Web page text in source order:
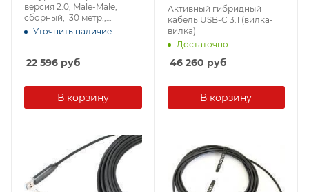
версия 2.0, Male-Male,
сборный, 30 метр.,
черный, (технология AOC)
Уточнить наличие
22 596 руб
В корзину
Активный гибридный
кабель USB-C 3.1 (вилка-
вилка)
Достаточно
46 260 руб
В корзину